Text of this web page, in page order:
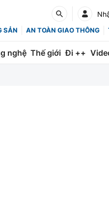
SẢN AN TOÀN GIAO THÔNG
nghệ Thế giới Đi ++